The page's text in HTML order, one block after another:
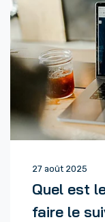
27 août 2025
Quel est
faire le